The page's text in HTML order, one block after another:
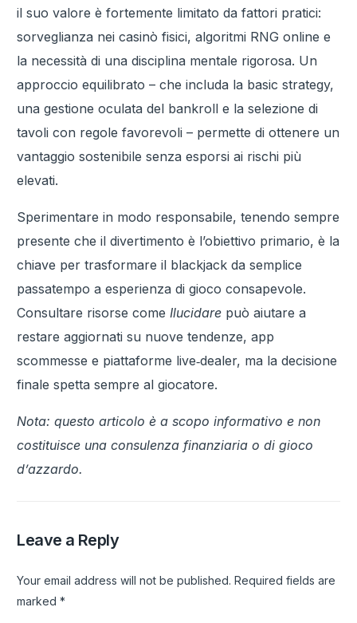
il suo valore è fortemente limitato da fattori pratici:
sorveglianza nei casinò fisici, algoritmi RNG online e
la necessità di una disciplina mentale rigorosa. Un
approccio equilibrato – che includa la basic strategy,
una gestione oculata del bankroll e la selezione di
tavoli con regole favorevoli – permette di ottenere un
vantaggio sostenibile senza esporsi ai rischi più
elevati.
Sperimentare in modo responsabile, tenendo sempre
presente che il divertimento è l’obiettivo primario, è la
chiave per trasformare il blackjack da semplice
passatempo a esperienza di gioco consapevole.
Consultare risorse come Ilucidare può aiutare a
restare aggiornati su nuove tendenze, app
scommesse e piattaforme live‑dealer, ma la decisione
finale spetta sempre al giocatore.
Nota: questo articolo è a scopo informativo e non
costituisce una consulenza finanziaria o di gioco
d’azzardo.
Leave a Reply
Your email address will not be published. Required fields are
marked*